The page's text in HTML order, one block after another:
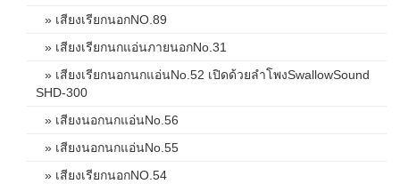
» เสียงเรียกนอกNO.89
» เสียงเรียกนกแอ่นภายนอกNo.31
» เสียงเรียกนอกนกแอ่นNo.52 เปิดด้วยลำโพงSwallowSound
SHD-300
» เสียงนอกนกแอ่นNo.56
» เสียงนอกนกแอ่นNo.55
» เสียงเรียกนอกNO.54